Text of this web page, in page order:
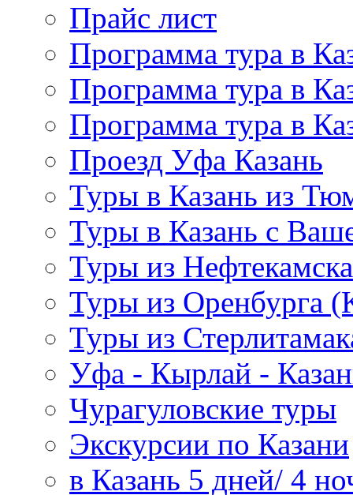
Прайс лист
Программа тура в
Программа тура в
Программа тура в
Проезд Уфа Казань
Туры в Казань из
Туры в Казань с
Туры из Нефтекамска
Туры из Оренбурга
Туры из
Уфа - Кырлай -
Чурагуловские туры
Экскурсии по Казани
в Казань 5 дней/ 4